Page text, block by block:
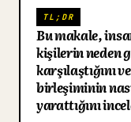
Blog
Güncellemeler
TL;DR
Bu makale,
kişilerin neden
karşılaştığını
birleşiminin
yarattığını